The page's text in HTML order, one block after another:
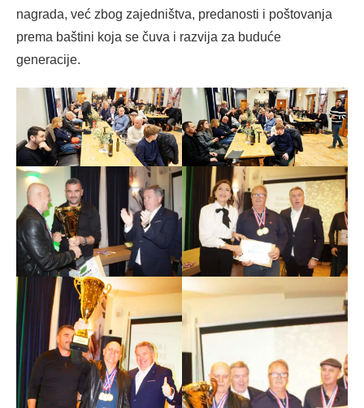
nagrada, već zbog zajedništva, predanosti i poštovanja
prema baštini koja se čuva i razvija za buduće
generacije.